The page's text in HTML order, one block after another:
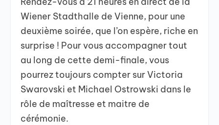
Wiener Stadthalle de Vienne, pour une
deuxième soirée, que l’on espère, riche en
surprise ! Pour vous accompagner tout
au long de cette demi-finale, vous
pourrez toujours compter sur Victoria
Swarovski et Michael Ostrowski dans le
rôle de maîtresse et maitre de
cérémonie.